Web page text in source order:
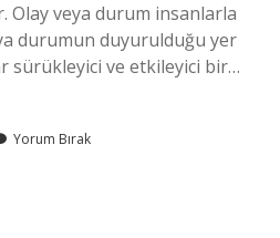
Olay veya durum insanlarla
durumun duyurulduğu yer
sürükleyici ve etkileyici bir…
Yorum Bırak